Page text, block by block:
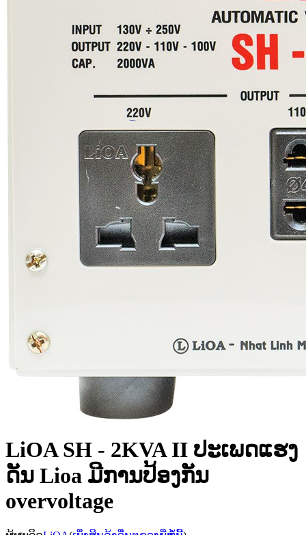
LiOA SH - 2KVA II ປະເພດແຮງ
ດັນ Lioa ມີການປ້ອງກັນ
overvoltage